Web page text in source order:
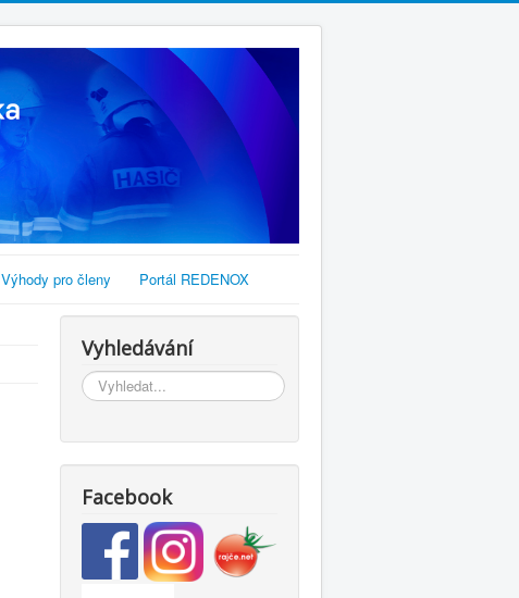
Výhody pro členy Portál REDENOX
Vyhledávání
Vyhledávání...
Facebook